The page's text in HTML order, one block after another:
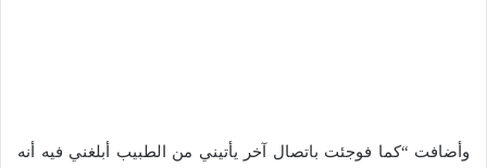
وأضافت “كما فوجئت باتصال آخر يأتيني من الطبيب أبلغني فيه أنه